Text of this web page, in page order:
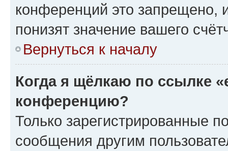
конференций это запрещено,
понизят значение вашего
Вернуться к началу
Когда я щёлкаю по ссылке
конференцию?
Только зарегистрированные
сообщения другим